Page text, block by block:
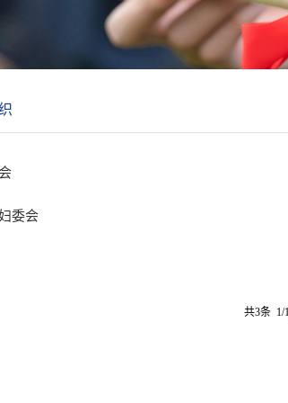
委会
共3条 1/1